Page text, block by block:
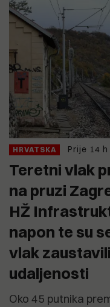
HRVATSKA Prije 14 h
Teretni vlak
na pruzi
HŽ
napon te su
vlak
udaljenosti
Oko 45 putnika